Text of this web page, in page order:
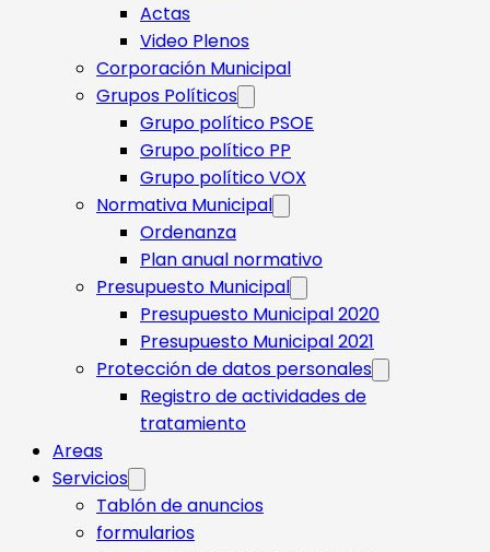
Actas
Video Plenos
Corporación Municipal
Grupos Políticos
Grupo político PSOE
Grupo político PP
Grupo político VOX
Normativa Municipal
Ordenanza
Plan anual normativo
Presupuesto Municipal
Presupuesto Municipal 2020
Presupuesto Municipal 2021
Protección de datos personales
Registro de actividades de
tratamiento
Areas
Servicios
Tablón de anuncios
formularios